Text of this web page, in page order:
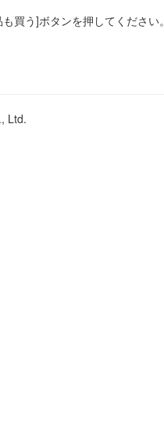
買う]ボタンを押してください。
Ltd.